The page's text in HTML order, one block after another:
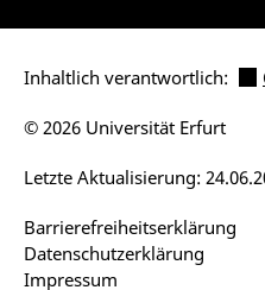
Inhaltlich verantwortlich:
Barrierefreiheitserklärung
Datenschutzerklärung
Impressum
Letzte Aktualisierung:
© 2026 Universität Erfurt